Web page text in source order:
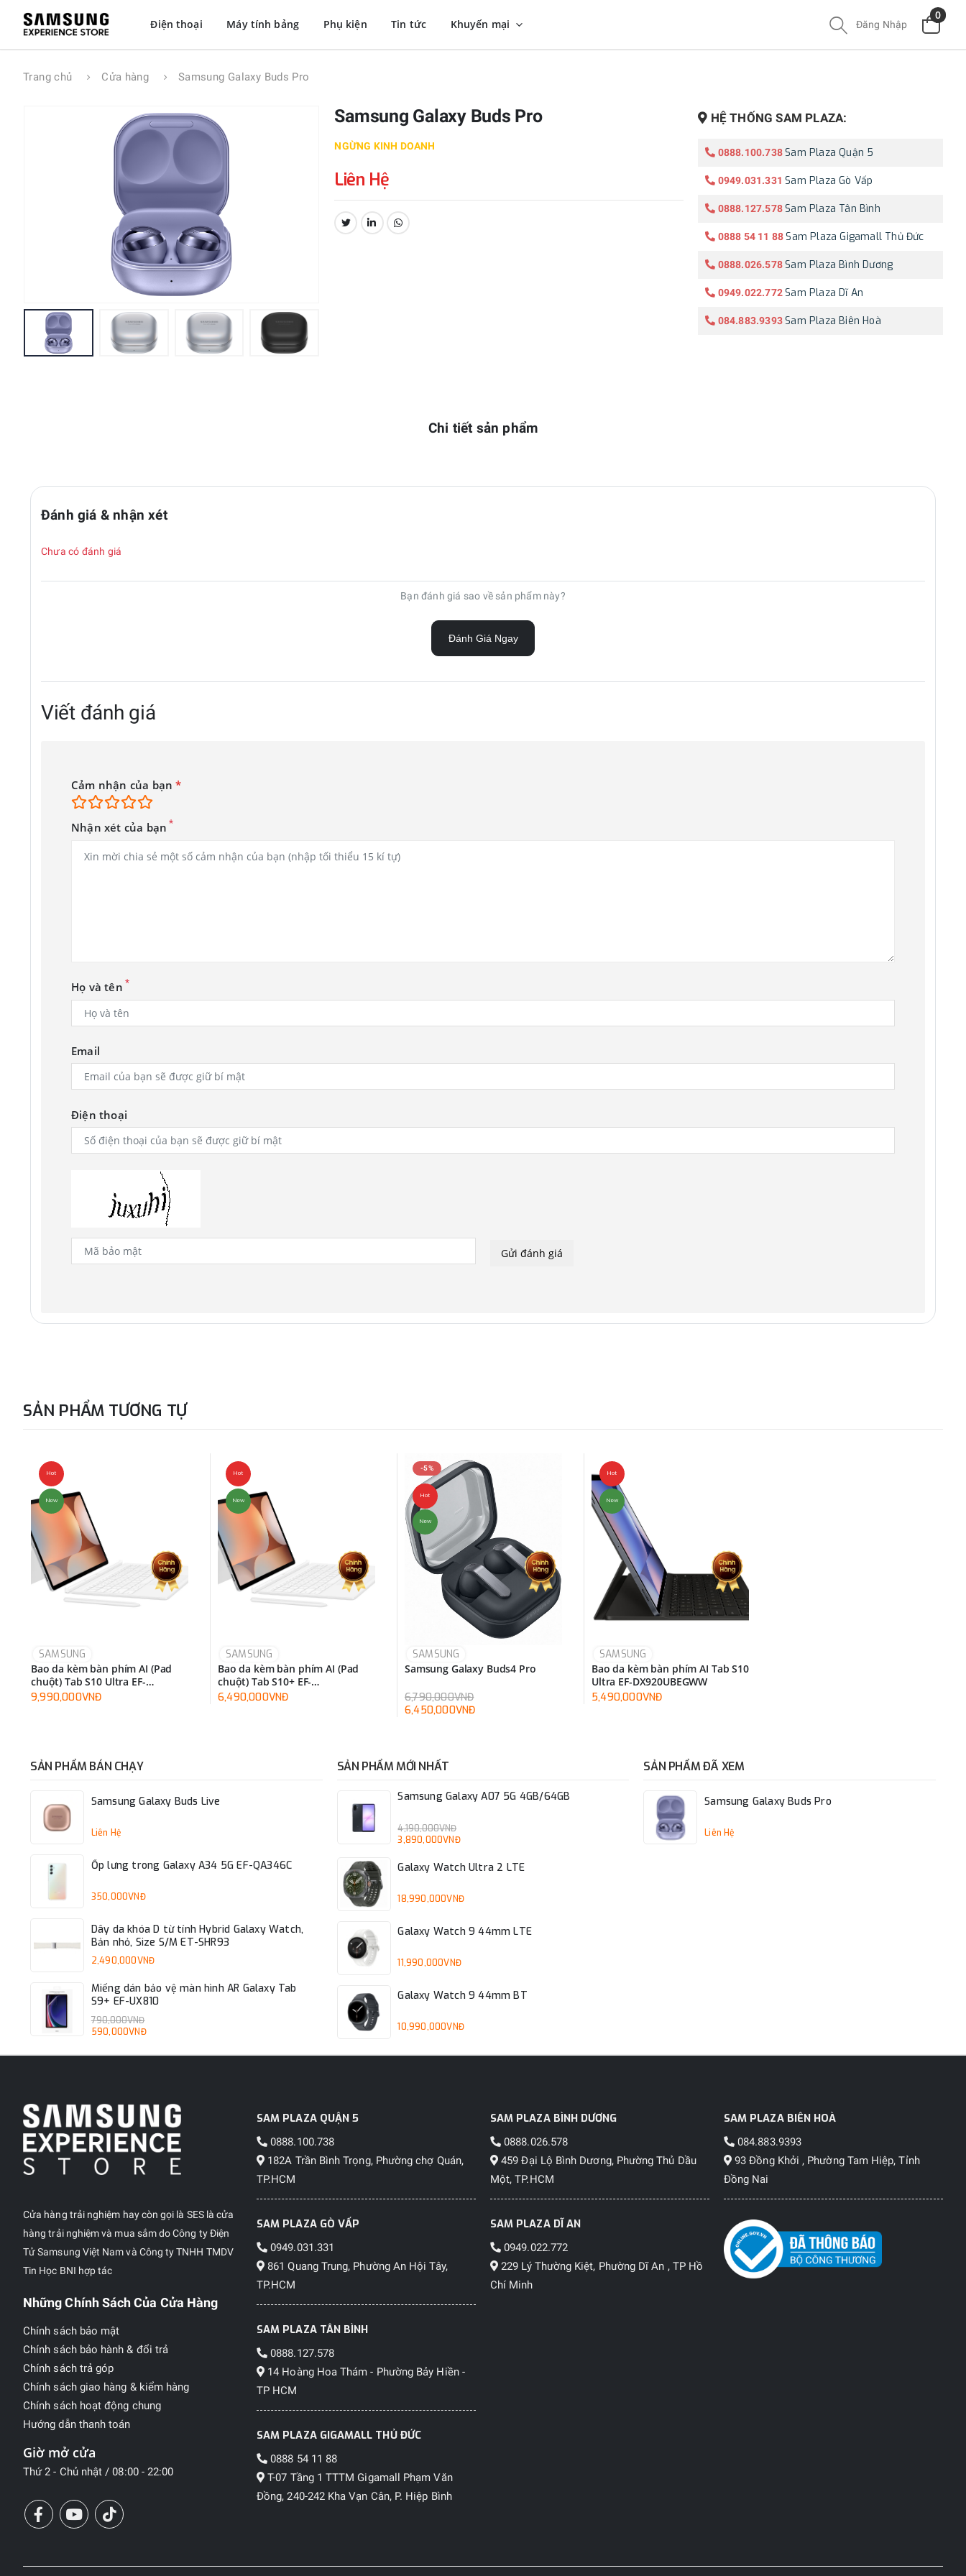
Điện thoại Máy tính bảng Phụ kiện Tin tức Khuyến mại Đăng Nhập
0
Trang chủ Cửa hàng Samsung Galaxy Buds Pro
Samsung Galaxy Buds Pro
NGỪNG KINH DOANH
Liên Hệ
CHIA SẺ:
HỆ THỐNG SAM PLAZA:
0888.100.738 Sam Plaza Quận 5
0949.031.331 Sam Plaza Gò Vấp
0888.127.578 Sam Plaza Tân Bình
0888 54 11 88 Sam Plaza Gigamall Thủ Đức
0888.026.578 Sam Plaza Bình Dương
0949.022.772 Sam Plaza Dĩ An
084.883.9393 Sam Plaza Biên Hoà
Chi tiết sản phẩm
Đánh giá & nhận xét
Chưa có đánh giá
Bạn đánh giá sao về sản phẩm này?
Đánh Giá Ngay
Viết đánh giá
Cảm nhận của bạn*
Nhận xét của bạn *
Họ và tên *
Email
Điện thoại
SẢN PHẨM TƯƠNG TỰ
Hot
New
SAMSUNG
Bao da kèm bàn phím AI (Pad
chuột) Tab S10 Ultra EF-
DX925UBEGWW
9,990,000VNĐ
Hot
New
SAMSUNG
Bao da kèm bàn phím AI (Pad
chuột) Tab S10+ EF-
DX825UWEGWW
6,490,000VNĐ
-5%
Hot
New
SAMSUNG
Samsung Galaxy Buds4 Pro
6,790,000VNĐ
6,450,000VNĐ
Hot
New
SAMSUNG
Bao da kèm bàn phím AI Tab S10
Ultra EF-DX920UBEGWW
5,490,000VNĐ
SẢN PHẨM BÁN CHẠY
Samsung Galaxy Buds Live
Liên Hệ
Ốp lưng trong Galaxy A34 5G EF-QA346C
350,000VNĐ
Dây da khóa D từ tính Hybrid Galaxy Watch,
Bản nhỏ, Size S/M ET-SHR93
2,490,000VNĐ
Miếng dán bảo vệ màn hình AR Galaxy Tab
S9+ EF-UX810
790,000VNĐ
590,000VNĐ
SẢN PHẨM MỚI NHẤT
Samsung Galaxy A07 5G 4GB/64GB
4,190,000VNĐ
3,890,000VNĐ
Galaxy Watch Ultra 2 LTE
18,990,000VNĐ
Galaxy Watch 9 44mm LTE
11,990,000VNĐ
Galaxy Watch 9 44mm BT
10,990,000VNĐ
SẢN PHẨM ĐÃ XEM
Samsung Galaxy Buds Pro
Liên Hệ
Cửa hàng trải nghiệm hay còn gọi là SES là cửa
hàng trải nghiệm và mua sắm do Công ty Điện
Tử Samsung Việt Nam và Công ty TNHH TMDV
Tin Học BNI hợp tác
Những Chính Sách Của Cửa Hàng
Chính sách bảo mật
Chính sách bảo hành & đổi trả
Chính sách trả góp
Chính sách giao hàng & kiểm hàng
Chính sách hoạt động chung
Hướng dẫn thanh toán
Giờ mở cửa
Thứ 2 - Chủ nhật / 08:00 - 22:00
SAM PLAZA QUẬN 5
0888.100.738
182A Trần Bình Trọng, Phường chợ Quán,
TP.HCM
SAM PLAZA GÒ VẤP
0949.031.331
861 Quang Trung, Phường An Hội Tây,
TP.HCM
SAM PLAZA TÂN BÌNH
0888.127.578
14 Hoàng Hoa Thám - Phường Bảy Hiền -
TP HCM
SAM PLAZA GIGAMALL THỦ ĐỨC
0888 54 11 88
T-07 Tầng 1 TTTM Gigamall Phạm Văn
Đồng, 240-242 Kha Vạn Cân, P. Hiệp Bình
SAM PLAZA BÌNH DƯƠNG
0888.026.578
459 Đại Lộ Bình Dương, Phường Thủ Dầu
Một, TP.HCM
SAM PLAZA DĨ AN
0949.022.772
229 Lý Thường Kiệt, Phường Dĩ An , TP Hồ
Chí Minh
SAM PLAZA BIÊN HOÀ
084.883.9393
93 Đồng Khởi , Phường Tam Hiệp, Tỉnh
Đồng Nai